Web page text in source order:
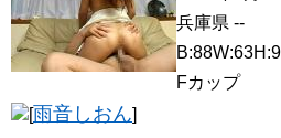
兵庫県 --
Fカップ
[雨音しおん]